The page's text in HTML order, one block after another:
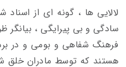
لالایی ها ، گونه ای از
سادگی و بی پیرایگی ،
فرهنگ شفاهی و بومی و در
هستند که توسط مادران خلق